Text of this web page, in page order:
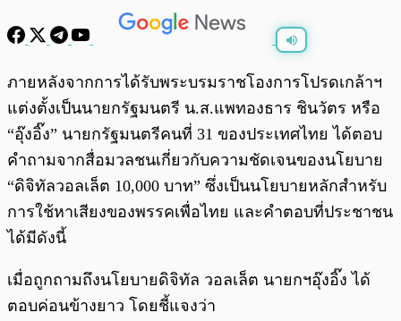
พร้อมเล่น 0:00 0:00
ภายหลังจากการได้รับพระบรมราชโองการโปรดเกล้าฯ
แต่งตั้งเป็นนายกรัฐมนตรี น.ส.แพทองธาร ชินวัตร หรือ
“อุ๊งอิ๊ง” นายกรัฐมนตรีคนที่ 31 ของประเทศไทย ได้ตอบ
คำถามจากสื่อมวลชนเกี่ยวกับความชัดเจนของนโยบาย
“ดิจิทัลวอลเล็ต 10,000 บาท” ซึ่งเป็นนโยบายหลักสำหรับ
การใช้หาเสียงของพรรคเพื่อไทย และคำตอบที่ประชาชน
ได้มีดังนี้
เมื่อถูกถามถึงนโยบายดิจิทัล วอลเล็ต นายกฯอุ๊งอิ๊ง ได้
ตอบค่อนข้างยาว โดยชี้แจงว่า